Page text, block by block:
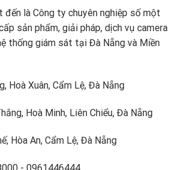
vực an ninh và giám sát, với hơn 20
được thiết kế để cung cấp giải
cao nhất. Với sự tích hợp của công
đến là Công ty chuyên nghiệp số một
sản phẩm, giải pháp, dịch vụ camera
thống giám sát tại Đà Nẵng và Miền
Hoà Xuân, Cẩm Lệ, Đà Nẵng
Hoà Minh, Liên Chiểu, Đà Nẵng
Hòa An, Cẩm Lệ, Đà Nẵng
- 0961446444